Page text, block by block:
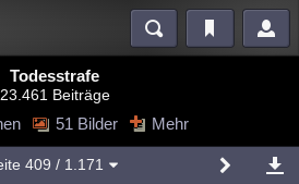
Blogs Videos
Todesstrafe
23.461 Beiträge
51 Bilder Mehr
409 / 1.171